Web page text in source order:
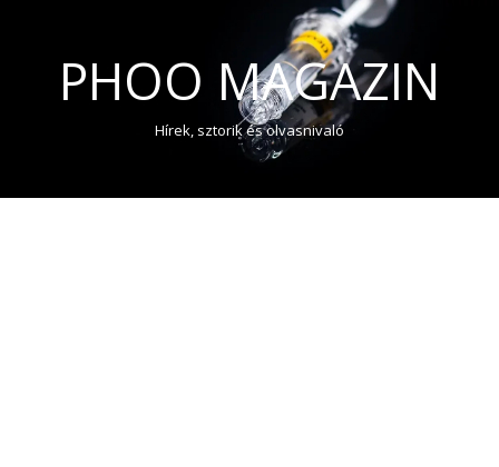
PHOO MAGAZIN
Hírek, sztorik és olvasnivaló